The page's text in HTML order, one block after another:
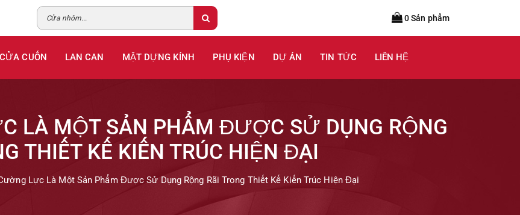
0 Sản phẩm
CỬA CUỐN LAN CAN MẶT DỰNG KÍNH PHỤ KIỆN DỰ ÁN TIN TỨC LIÊN HỆ
LÀ MỘT SẢN PHẨM ĐƯỢC SỬ DỤNG RỘNG
THIẾT KẾ KIẾN TRÚC HIỆN ĐẠI
Lực Là Một Sản Phẩm Được Sử Dụng Rộng Rãi Trong Thiết Kế Kiến Trúc Hiện Đại